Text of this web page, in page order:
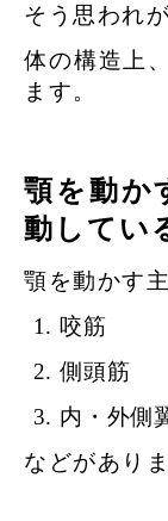
そう思われ
体の構造上
ます。
顎を動か
動してい
顎を動かす
咬筋
側頭筋
内・外側
などがありま